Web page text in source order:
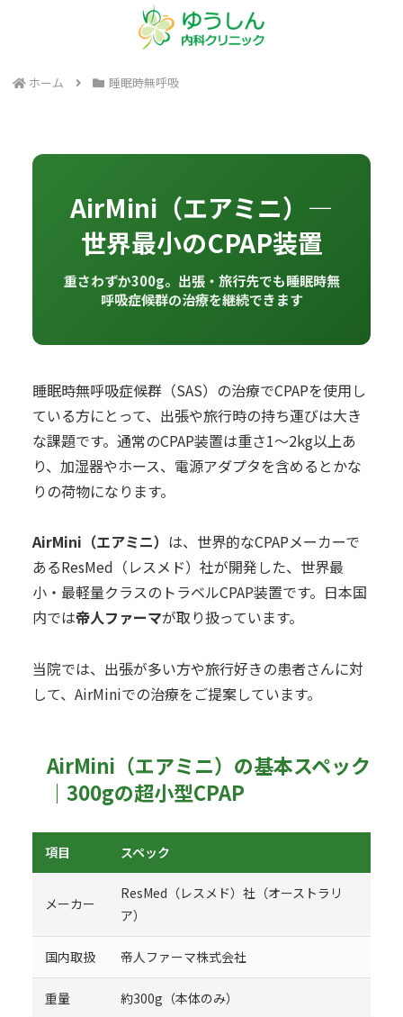
ホーム 睡眠時無呼吸
AirMini（エアミニ）—
世界最小のCPAP装置
重さわずか300g。出張・旅行先でも睡眠時無
呼吸症候群の治療を継続できます
睡眠時無呼吸症候群（SAS）の治療でCPAPを使用し
ている方にとって、出張や旅行時の持ち運びは大き
な課題です。通常のCPAP装置は重さ1〜2kg以上あ
り、加湿器やホース、電源アダプタを含めるとかな
りの荷物になります。
AirMini（エアミニ） は、世界的なCPAPメーカーで
あるResMed（レスメド）社が開発した、世界最
小・最軽量クラスのトラベルCPAP装置です。日本国
内では帝人ファーマが取り扱っています。
当院では、出張が多い方や旅行好きの患者さんに対
して、AirMiniでの治療をご提案しています。
AirMini（エアミニ）の基本スペック
｜300gの超小型CPAP
項目 スペック
メーカー
ResMed（レスメド）社（オーストラリ
ア）
国内取扱 帝人ファーマ株式会社
重量 約300g（本体のみ）